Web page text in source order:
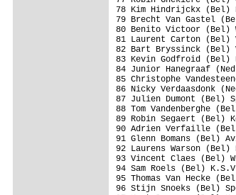
78 Kim Hindrijckx (Bel)
79 Brecht Van Gastel
80 Benito Victoor (Bel)
81 Laurent Carton (Bel)
82 Bart Bryssinck (Bel)
83 Kevin Godfroid (Bel)
84 Junior Hanegraaf
85 Christophe
86 Nicky Verdaasdonk
87 Julien Dumont (Bel)
88 Tom Vandenberghe
89 Robin Segaert (Bel)
90 Adrien Verfaille (Bel)
91 Glenn Bomans (Bel)
92 Laurens Warson
93 Vincent Claes (Bel)
94 Sam Roels (Bel)
95 Thomas Van
96 Stijn Snoeks (Bel)